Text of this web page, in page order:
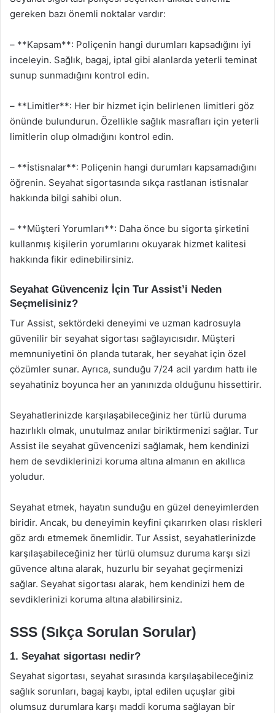
gereken bazı önemli noktalar vardır:
– **Kapsam**: Poliçenin hangi durumları kapsadığını iyi
inceleyin. Sağlık, bagaj, iptal gibi alanlarda yeterli teminat
sunup sunmadığını kontrol edin.
– **Limitler**: Her bir hizmet için belirlenen limitleri göz
önünde bulundurun. Özellikle sağlık masrafları için yeterli
limitlerin olup olmadığını kontrol edin.
– **İstisnalar**: Poliçenin hangi durumları kapsamadığını
öğrenin. Seyahat sigortasında sıkça rastlanan istisnalar
hakkında bilgi sahibi olun.
– **Müşteri Yorumları**: Daha önce bu sigorta şirketini
kullanmış kişilerin yorumlarını okuyarak hizmet kalitesi
hakkında fikir edinebilirsiniz.
Seyahat Güvenceniz İçin Tur Assist’i Neden
Seçmelisiniz?
Tur Assist, sektördeki deneyimi ve uzman kadrosuyla
güvenilir bir seyahat sigortası sağlayıcısıdır. Müşteri
memnuniyetini ön planda tutarak, her seyahat için özel
çözümler sunar. Ayrıca, sunduğu 7/24 acil yardım hattı ile
seyahatiniz boyunca her an yanınızda olduğunu hissettirir.
Seyahatlerinizde karşılaşabileceğiniz her türlü duruma
hazırlıklı olmak, unutulmaz anılar biriktirmenizi sağlar. Tur
Assist ile seyahat güvencenizi sağlamak, hem kendinizi
hem de sevdiklerinizi koruma altına almanın en akıllıca
yoludur.
Seyahat etmek, hayatın sunduğu en güzel deneyimlerden
biridir. Ancak, bu deneyimin keyfini çıkarırken olası riskleri
göz ardı etmemek önemlidir. Tur Assist, seyahatlerinizde
karşılaşabileceğiniz her türlü olumsuz duruma karşı sizi
güvence altına alarak, huzurlu bir seyahat geçirmenizi
sağlar. Seyahat sigortası alarak, hem kendinizi hem de
sevdiklerinizi koruma altına alabilirsiniz.
SSS (Sıkça Sorulan Sorular)
1. Seyahat sigortası nedir?
Seyahat sigortası, seyahat sırasında karşılaşabileceğiniz
sağlık sorunları, bagaj kaybı, iptal edilen uçuşlar gibi
olumsuz durumlara karşı maddi koruma sağlayan bir